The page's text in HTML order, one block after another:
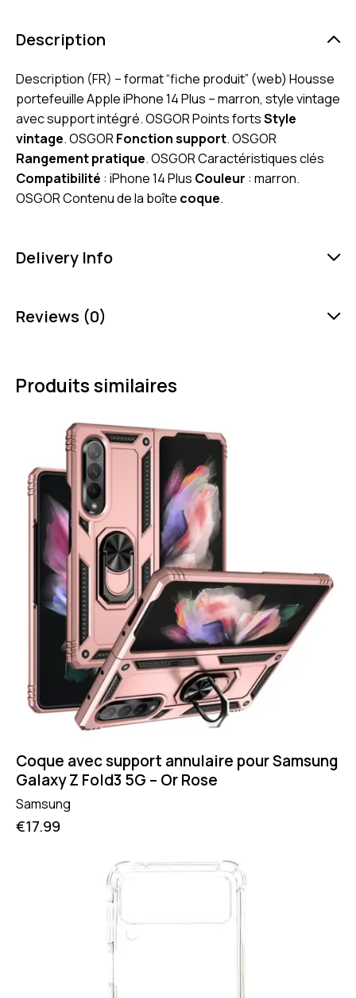
Description
Description (FR) – format “fiche produit” (web) Housse
portefeuille Apple iPhone 14 Plus – marron, style vintage
avec support intégré. OSGOR Points fortsStyle
vintage. OSGORFonction support. OSGOR
Rangement pratique. OSGOR Caractéristiques clés
Compatibilité : iPhone 14 Plus Couleur : marron.
OSGOR Contenu de la boîte coque.
Delivery Info
Reviews (0)
Produits similaires
Coque avec support annulaire pour Samsung
Galaxy Z Fold3 5G – Or Rose
Samsung
€17.99